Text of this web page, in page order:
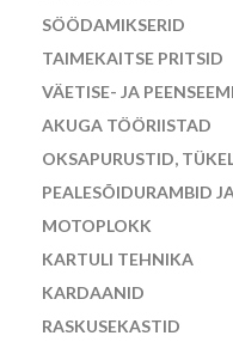
SÖÖDAMIKSERID
TAIMEKAITSE PRITSID
VÄETISE- JA
AKUGA TÖÖRIISTAD
OKSAPURUSTID,
PEALESÕIDURAMBID
MOTOPLOKK
KARTULI TEHNIKA
KARDAANID
RASKUSEKASTID